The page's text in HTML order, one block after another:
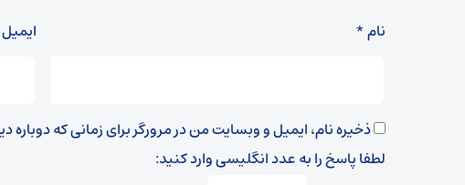
نام* ایمیل
ذخیره نام، ایمیل و وبسایت من در مرورگر برای زمانی که
لطفا پاسخ را به عدد انگلیسی وارد کنید: